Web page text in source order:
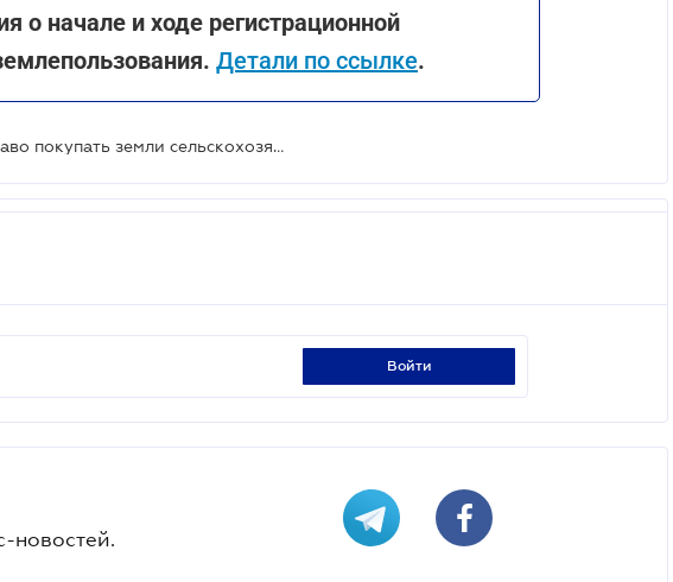
о начале и ходе регистрационной
Детали по ссылке.
С 1 января юрлица получили право покупать земли сельскохозяйственного назначения
войти
новостей.